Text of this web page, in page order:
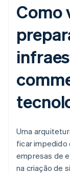
Como
Uma
ficar impedido
empresas de
na criação de